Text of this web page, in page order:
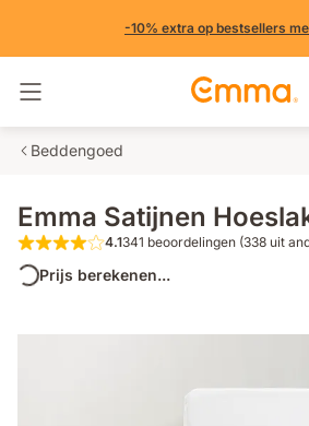
-10% extra op bestsellers
Navigatie in- en uitschakelen
Beddengoed
Emma Satijnen
4.1 van de 5
4.1341 beoordelingen (338 uit
Prijs berekenen...